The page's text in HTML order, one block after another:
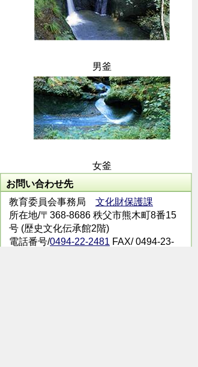
男釜
女釜
お問い合わせ先
教育委員会事務局 文化財保護課
所在地/〒368-8686 秩父市熊木町8番15
号 (歴史文化伝承館2階)
電話番号/0494-22-2481 FAX/ 0494-23-